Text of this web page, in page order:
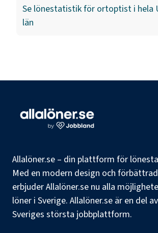
Se lönestatistik för ortoptist i hela
län
Allalöner.se – din plattform för
Med en modern design och
erbjuder Allalöner.se nu alla
löner i Sverige. Allalöner.se är en del
Sveriges största jobbplattform.